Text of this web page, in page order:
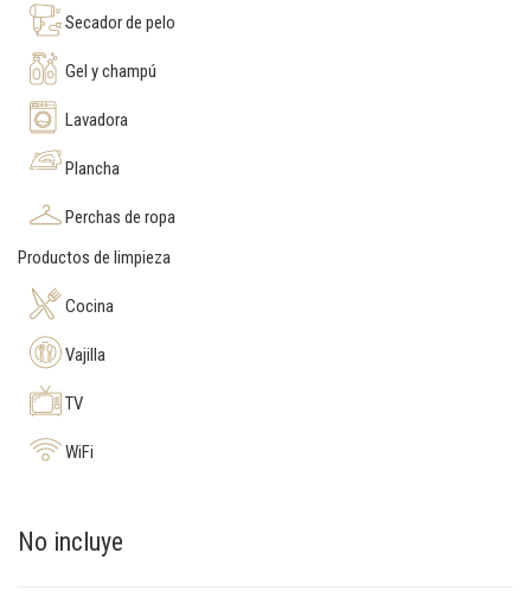
Secador de pelo
Gel y champú
Lavadora
Plancha
Perchas de ropa
Productos de limpieza
Cocina
Vajilla
TV
WiFi
No incluye